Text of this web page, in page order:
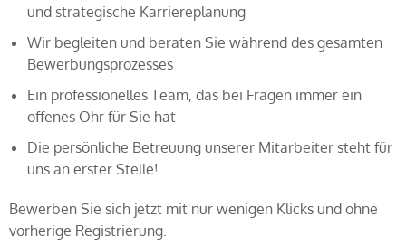
und strategische Karriereplanung
Wir begleiten und beraten Sie während des gesamten
Bewerbungsprozesses
Ein professionelles Team, das bei Fragen immer ein
offenes Ohr für Sie hat
Die persönliche Betreuung unserer Mitarbeiter steht für
uns an erster Stelle!
Bewerben Sie sich jetzt mit nur wenigen Klicks und ohne
vorherige Registrierung.